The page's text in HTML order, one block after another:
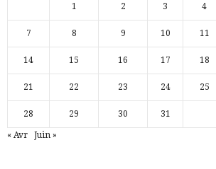
1 2 3 4
7 8 9 10 11
14 15 16 17 18
21 22 23 24 25
28 29 30 31
« Avr Juin »